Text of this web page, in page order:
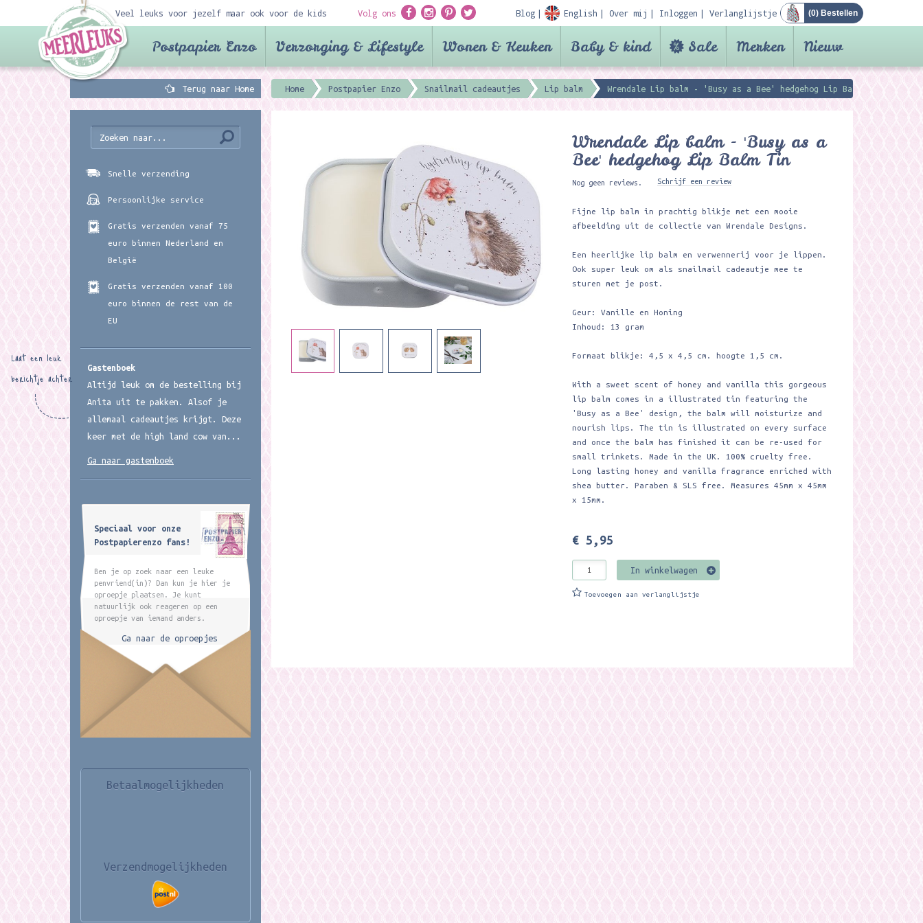
Veel leuks voor jezelf maar ook voor de kids Volg ons Blog English Over mij Inloggen Verlanglijstje (0) Bestellen
Postpapier Enzo Verzorging & Lifestyle Wonen & Keuken Baby & kind Sale Merken Nieuw
Terug naar Home Home Postpapier Enzo Snailmail cadeautjes Lip balm Wrendale Lip balm - 'Busy as a Bee' hedgehog Lip Balm Tin
Wrendale Lip balm - 'Busy as a
Bee' hedgehog Lip Balm Tin
Nog geen reviews. Schrijf een review
Fijne lip balm in prachtig blikje met een mooie
afbeelding uit de collectie van Wrendale Designs.
Een heerlijke lip balm en verwennerij voor je lippen.
Ook super leuk om als snailmail cadeautje mee te
sturen met je post.
Geur: Vanille en Honing
Inhoud: 13 gram
Formaat blikje: 4,5 x 4,5 cm. hoogte 1,5 cm.
With a sweet scent of honey and vanilla this gorgeous
lip balm comes in a illustrated tin featuring the
'Busy as a Bee' design, the balm will moisturize and
nourish lips. The tin is illustrated on every surface
and once the balm has finished it can be re-used for
small trinkets. Made in the UK. 100% cruelty free.
Long lasting honey and vanilla fragrance enriched with
shea butter. Paraben & SLS free. Measures 45mm x 45mm
x 15mm.
€ 5,95
In winkelwagen
Toevoegen aan verlanglijstje
Snelle verzending
Persoonlijke service
Gratis verzenden vanaf 75
euro binnen Nederland en
België
Gratis verzenden vanaf 100
euro binnen de rest van de
EU
Gastenboek
Altijd leuk om de bestelling bij
Anita uit te pakken. Alsof je
allemaal cadeautjes krijgt. Deze
keer met de high land cow van...
Laat een leuk
berichtje achter
Ga naar gastenboek
Speciaal voor onze
Postpapierenzo fans!
Ben je op zoek naar een leuke
penvriend(in)? Dan kun je hier je
oproepje plaatsen. Je kunt
natuurlijk ook reageren op een
oproepje van iemand anders.
Ga naar de oproepjes
Betaalmogelijkheden
Verzendmogelijkheden